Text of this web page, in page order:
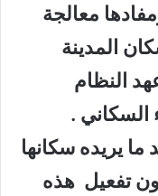
معالجة
المدينة
النظام
السكاني .
ما يريده سكانها
تفعيل هذه